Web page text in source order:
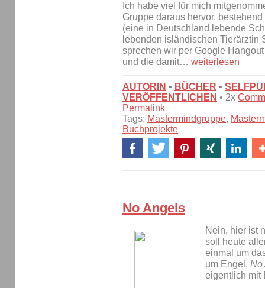
Ich habe viel für mich
Gruppe daraus hervor,
(eine in Deutschland lebende
lebenden isländischen Tierärztin
sprechen wir per Google
und die damit… weiterlesen
AUTORIN • BÜCHER •
VERÖFFENTLICHEN • 2x
Permalink
Tags: Mastermindgruppe,
Buchprojekte
No Angels
Nein, hier ist
soll heute
einmal um
um Engel. No
eigentlich mit